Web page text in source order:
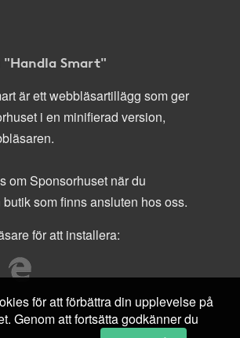
Smart"
är ett webbläsartillägg som ger
i en minifierad version,
om Sponsorhuset när du
som finns ansluten hos oss.
för att installera:
för att förbättra din upplevelse på
Genom att fortsätta godkänner du